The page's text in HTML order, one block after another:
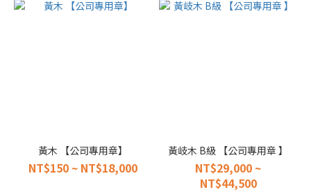
黃木 【公司專用章】
NT$150 ~ NT$18,000
黃岐木 B級 【公司專用章 】
NT$29,000 ~
NT$44,500